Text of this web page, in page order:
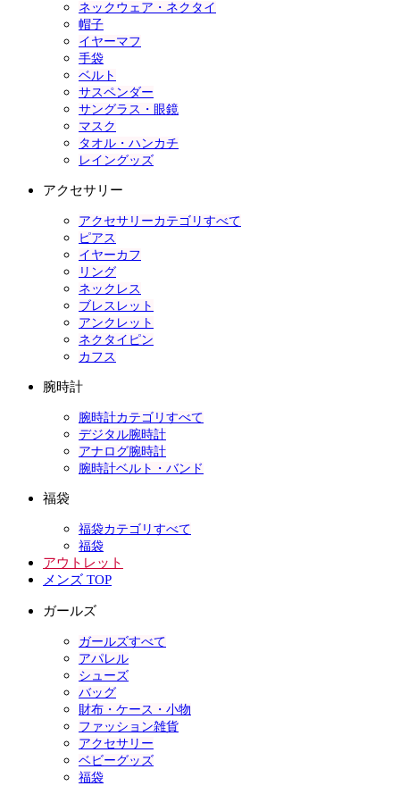
ネックウェア・ネクタイ
帽子
イヤーマフ
手袋
ベルト
サスペンダー
サングラス・眼鏡
マスク
タオル・ハンカチ
レイングッズ
アクセサリー
アクセサリーカテゴリすべて
ピアス
イヤーカフ
リング
ネックレス
ブレスレット
アンクレット
ネクタイピン
カフス
腕時計
腕時計カテゴリすべて
デジタル腕時計
アナログ腕時計
腕時計ベルト・バンド
福袋
福袋カテゴリすべて
福袋
アウトレット
メンズ TOP
ガールズ
ガールズすべて
アパレル
シューズ
バッグ
財布・ケース・小物
ファッション雑貨
アクセサリー
ベビーグッズ
福袋